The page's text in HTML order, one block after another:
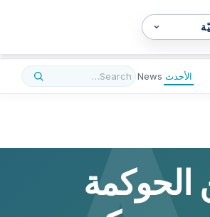
الأحدث News